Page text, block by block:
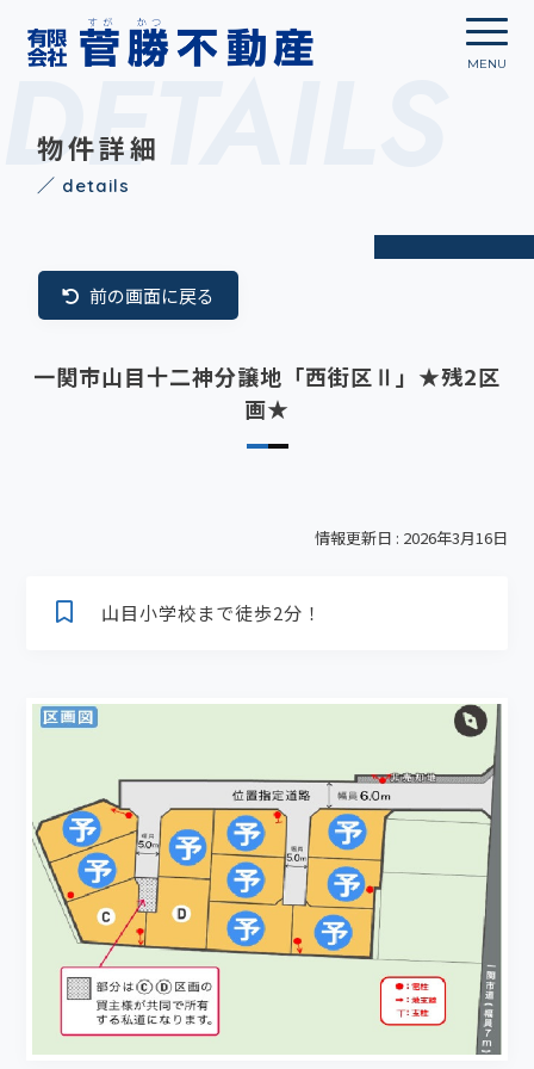
物件詳細
／ details
DETAILS
前の画面に戻る
一関市山目十二神分譲地「西街区Ⅱ」★残2区
画★
情報更新日 : 2026年3月16日
山目小学校まで徒歩2分！